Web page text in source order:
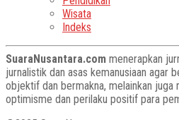
Wisata
Indeks
SuaraNusantara.com menerapkan
jurnalistik dan asas kemanusiaan agar
objektif dan bermakna, melainkan juga
optimisme dan perilaku positif para